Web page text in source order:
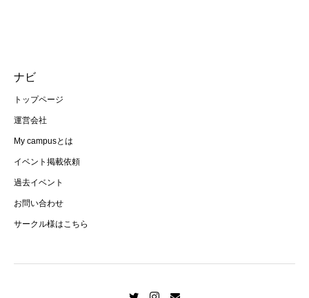
ナビ
トップページ
運営会社
My campusとは
イベント掲載依頼
過去イベント
お問い合わせ
サークル様はこちら